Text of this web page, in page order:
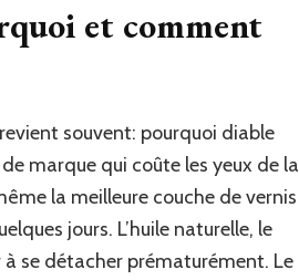
et comment
souvent: pourquoi diable
marque qui coûte les yeux de la
la meilleure couche de vernis
jours. L’huile naturelle, le
se détacher prématurément. Le